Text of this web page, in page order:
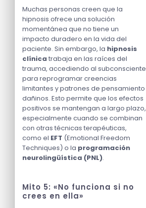
Muchas personas creen que la
hipnosis ofrece una solución
momentánea que no tiene un
impacto duradero en la vida del
paciente. Sin embargo, la hipnosis
clínica trabaja en las raíces del
trauma, accediendo al subconsciente
para reprogramar creencias
limitantes y patrones de pensamiento
dañinos. Esto permite que los efectos
positivos se mantengan a largo plazo,
especialmente cuando se combinan
con otras técnicas terapéuticas,
como el EFT (Emotional Freedom
Techniques) o la programación
neurolingüística (PNL).
Mito 5: «No funciona si no
crees en ella»